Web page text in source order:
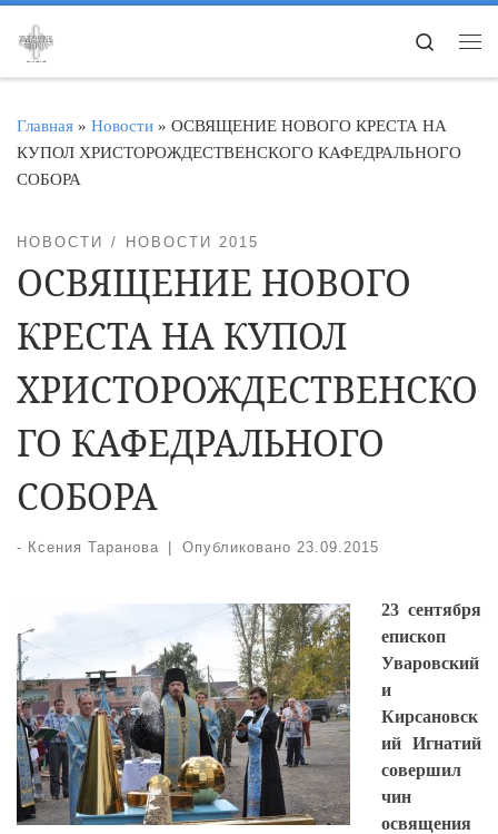
Перейти к содержимому
Search
Главная » Новости » ОСВЯЩЕНИЕ НОВОГО КРЕСТА НА
КУПОЛ ХРИСТОРОЖДЕСТВЕНСКОГО КАФЕДРАЛЬНОГО
СОБОРА
НОВОСТИ НОВОСТИ 2015
ОСВЯЩЕНИЕ НОВОГО
КРЕСТА НА КУПОЛ
ХРИСТОРОЖДЕСТВЕНСКО
ГО КАФЕДРАЛЬНОГО
СОБОРА
- Ксения Таранова Опубликовано 23.09.2015
23 сентября
епископ
Уваровский
и
Кирсановск
ий Игнатий
совершил
чин
освящения